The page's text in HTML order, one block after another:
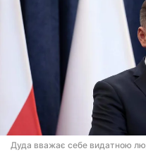
Дуда вважає себе видатною